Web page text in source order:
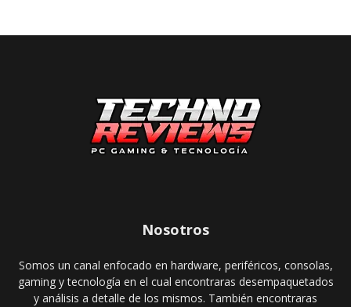
Nosotros
Somos un canal enfocado en hardware, periféricos, consolas,
gaming y tecnología en el cual encontraras desempaquetados
y análisis a detalle de los mismos. También encontraras